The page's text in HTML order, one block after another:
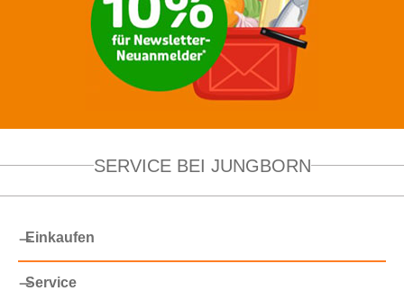
SERVICE BEI JUNGBORN
Einkaufen
Service